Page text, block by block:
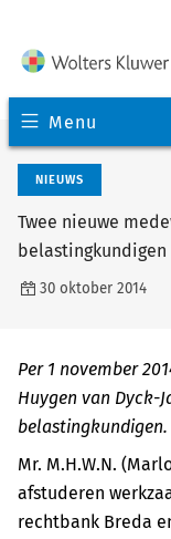
Menu
NIEUWS
Twee nieuwe
belastingkundigen
30 oktober 2014
Per 1 november
Huygen van Dyck-
belastingkundigen.
Mr. M.H.W.N.
afstuderen
rechtbank Breda